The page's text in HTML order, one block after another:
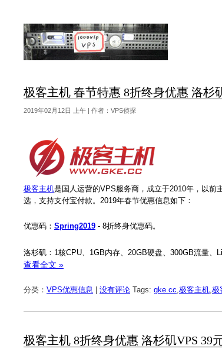
极客主机 春节特惠 8折终身优惠 洛杉
2019年02月12日 上午 | 作者：VPS侦探
极客主机是国人运营的VPS服务商，成立于2010年，以
选，支持支付宝付款。2019年春节优惠信息如下：
优惠码： Spring2019 - 8折终身优惠码。
洛杉矶：1核CPU、1GB内存、20GB硬盘、300GB流量、
查看全文 »
分类： VPS优惠信息 没有评论 Tags: gke.cc 极客主机 极
极客主机 8折终身优惠 洛杉矶VPS 39